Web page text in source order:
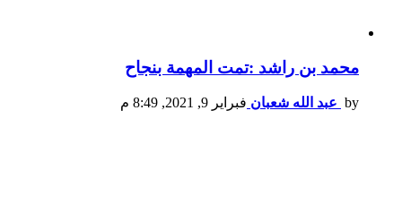
محمد بن راشد :تمت المهمة بنجاح
by عبد الله شعبان فبراير 9, 2021, 8:49 م